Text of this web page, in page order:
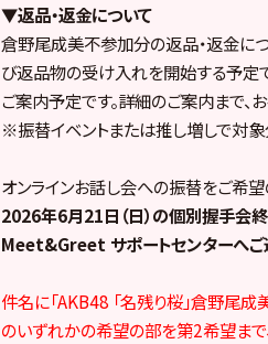
▼返品・返金について
倉野尾成美不参加分の返品・返金に
び返品物の受け入れを開始する予定
ご案内予定です。詳細のご案内まで
※振替イベントまたは推し増しで対
オンラインお話し会への振替をご希
2026年6月21日（日）の個別握手
Meet&Greet サポートセンターへご
件名に「AKB48 「名残り桜」倉野尾
のいずれかの希望の部を第2希望ま